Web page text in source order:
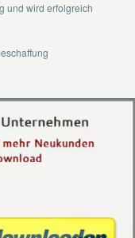
und wird erfolgreich